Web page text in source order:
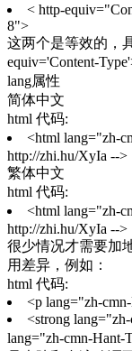
< http-
8">
这两个是等效的，
equiv='Content-
lang属性
简体中文
html 代码:
<html lang="zh-
http://zhi.hu/XyIa -->
繁体中文
html 代码:
<html lang="zh-
http://zhi.hu/XyIa -->
很少情况才需要加
用差异，例如：
html 代码:
<p lang="zh-
<strong
lang="zh-cmn-